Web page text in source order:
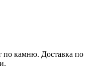
по камню. Доставка по